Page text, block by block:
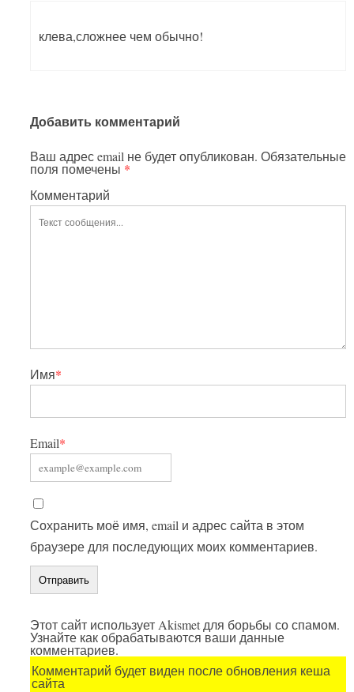
клева,сложнее чем обычно!
Добавить комментарий
Ваш адрес email не будет опубликован. Обязательные
поля помечены *
Комментарий
Имя*
Email*
Сохранить моё имя, email и адрес сайта в этом
браузере для последующих моих комментариев.
Этот сайт использует Akismet для борьбы со спамом.
Узнайте как обрабатываются ваши данные
комментариев.
Комментарий будет виден после обновления кеша
сайта